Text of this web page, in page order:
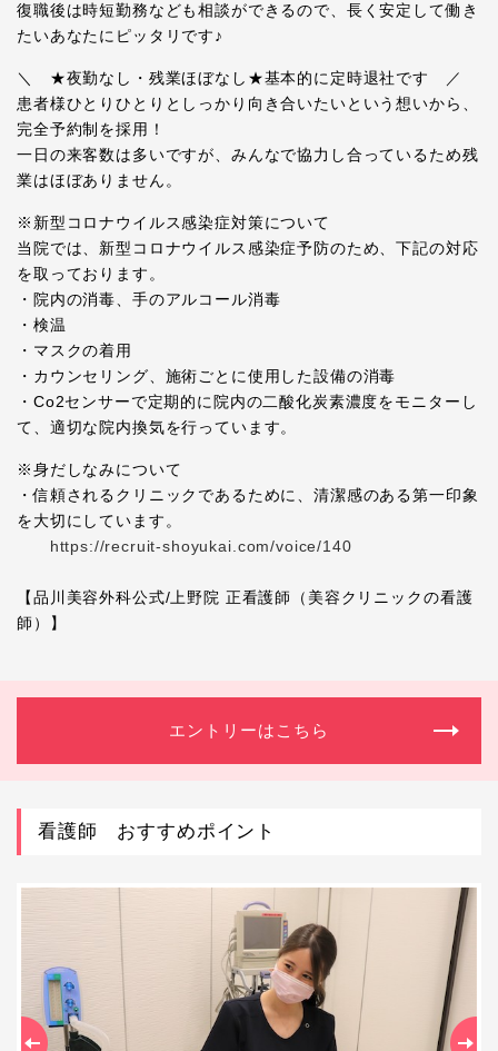
復職後は時短勤務なども相談ができるので、長く安定して働き
たいあなたにピッタリです♪
＼ ★夜勤なし・残業ほぼなし★基本的に定時退社です ／
患者様ひとりひとりとしっかり向き合いたいという想いから、
完全予約制を採用！
一日の来客数は多いですが、みんなで協力し合っているため残
業はほぼありません。
※新型コロナウイルス感染症対策について
当院では、新型コロナウイルス感染症予防のため、下記の対応
を取っております。
・院内の消毒、手のアルコール消毒
・検温
・マスクの着用
・カウンセリング、施術ごとに使用した設備の消毒
・Co2センサーで定期的に院内の二酸化炭素濃度をモニターし
て、適切な院内換気を行っています。
※身だしなみについて
・信頼されるクリニックであるために、清潔感のある第一印象
を大切にしています。
https://recruit-shoyukai.com/voice/140
【品川美容外科公式/上野院 正看護師（美容クリニックの看護
師）】
エントリーはこちら
看護師 おすすめポイント
Previous